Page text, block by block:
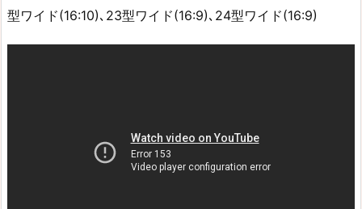
型ワイド(16:10)､23型ワイド(16:9)､24型ワイド(16:9)